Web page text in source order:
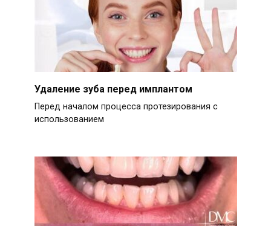
Удаление зуба перед имплантом
Перед началом процесса протезирования с
использованием